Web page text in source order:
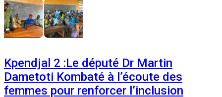
Kpendjal 2 :Le député Dr Martin
Dametoti Kombaté à l’écoute des
femmes pour renforcer l’inclusion